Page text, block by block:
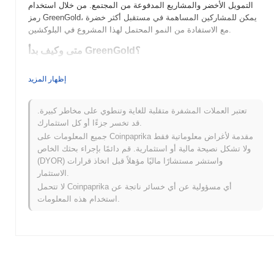
التمويل الأخضر والمشاريع المدفوعة من المجتمع. من خلال استخدام
رمز GreenGold، يمكن للمشاركين المساهمة في مستقبل أكثر خضرة
مع الاستفادة من النمو المحتمل لهذا المشروع في البلوكشين.
متى وكيف بدأ GreenGold؟
تعزيز الممارسات المستدامة في مجال العملات المشفرة. يهدف
والمشاريع الصديقة للبيئة. تم إدراجه في البداية على عدة بورصات
لامركزية، واكتسب GreenGold زخمًا حيث جذب الانتباه لالتزامه
بالاستدامة البيئية. يؤكد الفريق على الشفافية ومشاركة المجتمع، مما
شكل تطوره المبكر ونموه في سوق العملات المشفرة.
ما الذي ينتظر GreenGold؟
يستعد GreenGold لتحقيق تقدم كبير مع تقدم المشروع في خارطة
الطريق الخاصة به. تشمل الميزات القادمة إطلاق سوق لامركزي يهدف
إلى تعزيز تفاعل المستخدمين وتسهيل المعاملات السلسة داخل نظام
إظهار المزيد
تعتبر العملات المشفرة متقلبة للغاية وتنطوي على مخاطر كبيرة.
قد تخسر جزءًا أو كل استثمارك.
جميع المعلومات على Coinpaprika مقدمة لأغراض معلوماتية فقط
ولا تشكل نصيحة مالية أو استثمارية. قم دائمًا بإجراء بحثك الخاص
(DYOR) واستشر مستشارًا ماليًا مؤهلاً قبل اتخاذ قرارات
لا تتحمل Coinpaprika أي مسؤولية عن أي خسائر ناتجة عن